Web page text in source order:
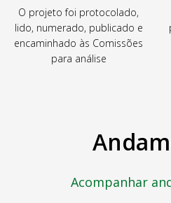
O projeto foi protocolado,
lido, numerado, publicado e
encaminhado às Comissões
para análise
Acompanhar